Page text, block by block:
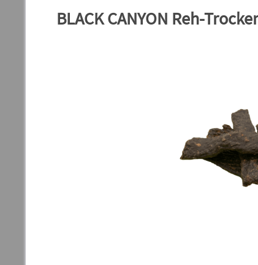
BLACK CANYON Reh-